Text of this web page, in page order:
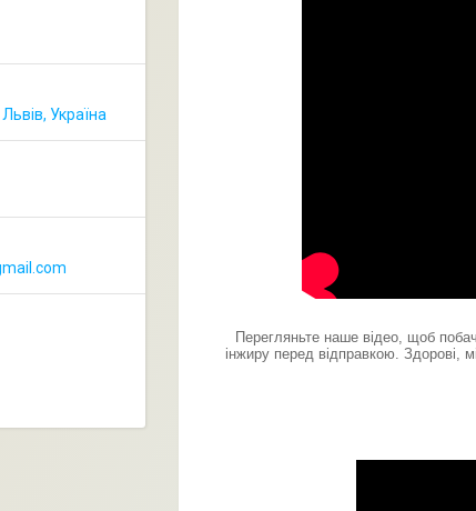
Перегляньте наше відео, щоб
інжиру перед відправкою. Здорові,
Україна